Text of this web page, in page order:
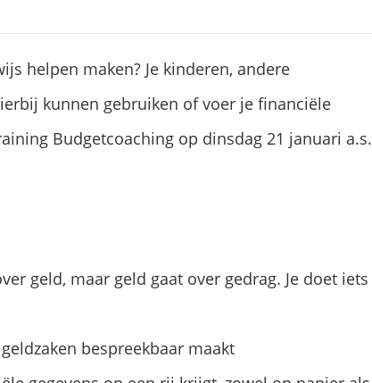
helpen maken? Je kinderen, andere
kunnen gebruiken of voer je financiële
Budgetcoaching op dinsdag 21 januari a.s.
geld, maar geld gaat over gedrag. Je doet iets
bespreekbaar maakt